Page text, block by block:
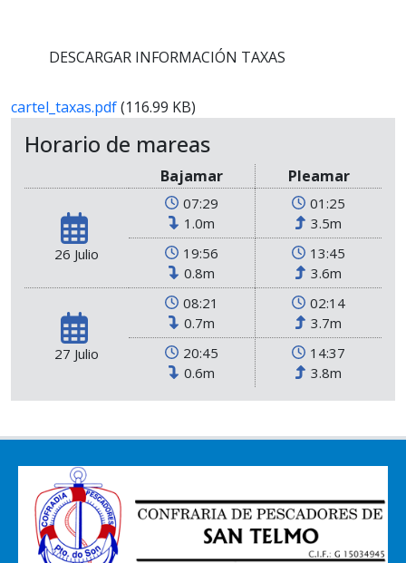
DESCARGAR INFORMACIÓN TAXAS
cartel_taxas.pdf(116.99 KB)
Horario de mareas
Bajamar Pleamar
26 Julio
07:29
1.0m
01:25
3.5m
19:56
0.8m
13:45
3.6m
27 Julio
08:21
0.7m
02:14
3.7m
20:45
0.6m
14:37
3.8m